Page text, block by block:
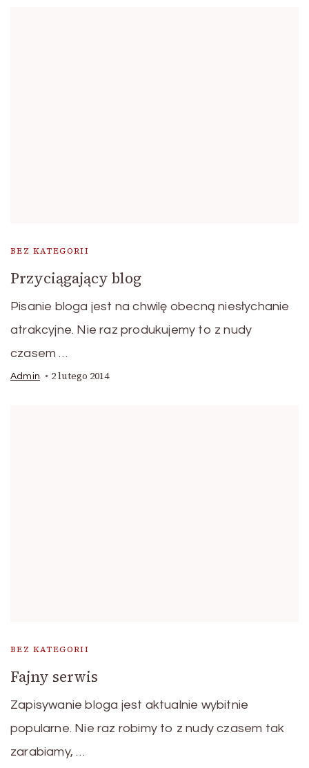
BEZ KATEGORII
Przyciągający blog
Pisanie bloga jest na chwilę obecną niesłychanie
atrakcyjne. Nie raz produkujemy to z nudy
czasem …
Admin 2 lutego 2014
BEZ KATEGORII
Fajny serwis
Zapisywanie bloga jest aktualnie wybitnie
popularne. Nie raz robimy to z nudy czasem tak
zarabiamy, …